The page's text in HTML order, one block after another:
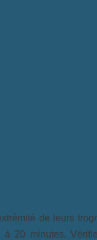
de leurs
20 minutes.